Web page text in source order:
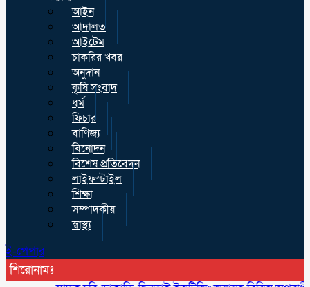
আইন
আদালত
আইটেম
চাকরির খবর
অনুদান
কৃষি সংবাদ
ধর্ম
ফিচার
বাণিজ্য
বিনোদন
বিশেষ প্রতিবেদন
লাইফস্টাইল
শিক্ষা
সম্পাদকীয়
স্বাস্থ্য
ই-পেপার
শিরোনামঃ